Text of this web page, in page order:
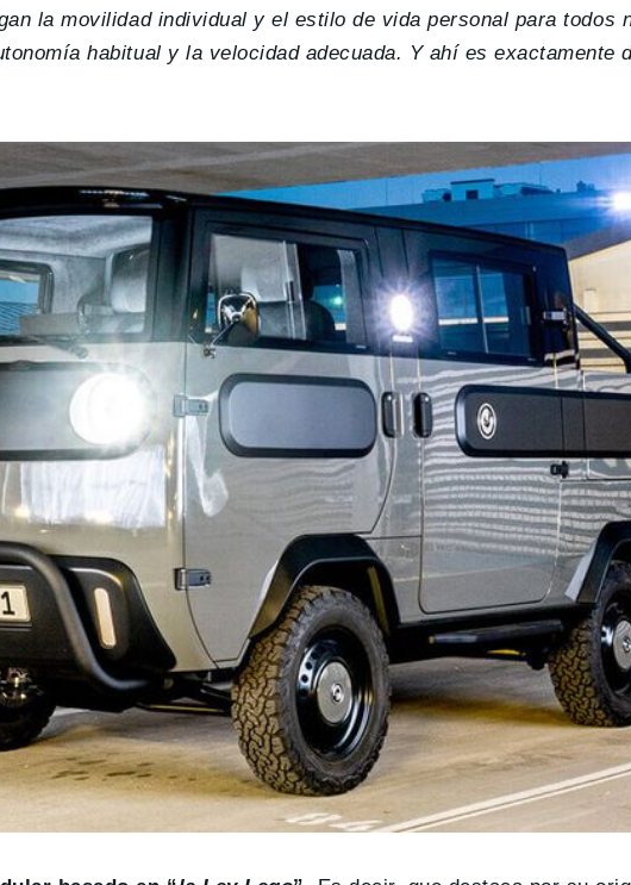
la movilidad individual y el estilo de vida personal para todos
habitual y la velocidad adecuada. Y ahí es exactamente